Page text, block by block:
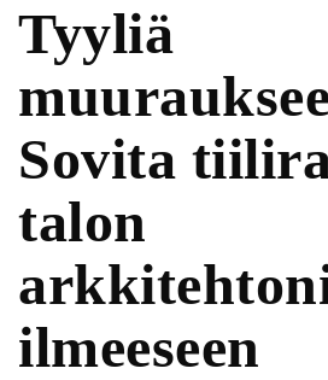
Tyyliä
Sovita
talon
ilmeeseen